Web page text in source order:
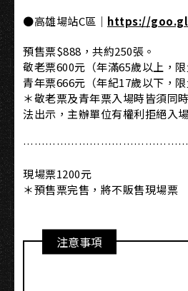
●高雄場站C區｜ https://
預售票$888，共約250張。
敬老票600元（年滿65歲以上，限
青年票666元（年紀17歲以下，限
＊敬老票及青年票入場時皆須同
法出示，主辦單位有權利拒絕入場
現場票1200元
＊預售票完售，將不販售現場票
注意事項